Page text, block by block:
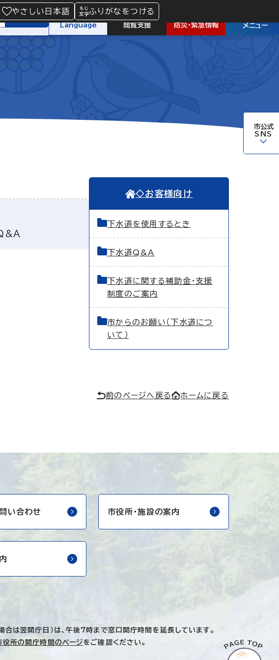
やさしい日本語 ふりがなをつける
検索
Language 閲覧支援 防災・緊急情報 メニュー
市公式
SNS
◇お客様向け
下水道を使用するとき
下水道Q&A
下水道に関する補助金・支援
制度のご案内
市からのお願い（下水道につ
いて）
前のページへ戻る ホームに戻る
い合わせ 市役所・施設の案内
合は翌開庁日）は、午後7時まで窓口開庁時間を延長しています。
役所の開庁時間のページをご確認ください。